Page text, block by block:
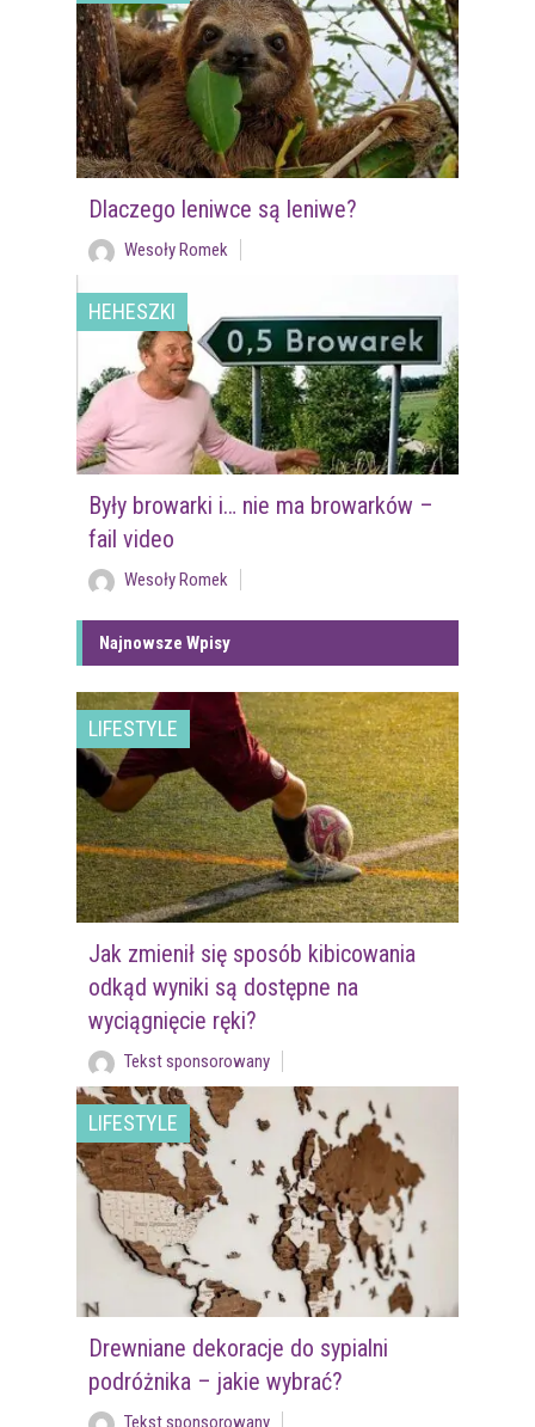
Dlaczego leniwce są leniwe?
Wesoły Romek
HEHESZKI
Były browarki i… nie ma browarków –
fail video
Wesoły Romek
Najnowsze Wpisy
LIFESTYLE
Jak zmienił się sposób kibicowania
odkąd wyniki są dostępne na
wyciągnięcie ręki?
Tekst sponsorowany
LIFESTYLE
Drewniane dekoracje do sypialni
podróżnika – jakie wybrać?
Tekst sponsorowany